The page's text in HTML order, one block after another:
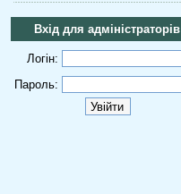
Вхід для адміністраторів
Логін:
Пароль: